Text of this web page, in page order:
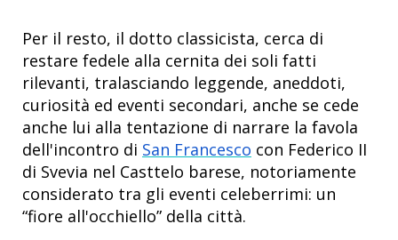
Per il resto, il dotto classicista, cerca di
restare fedele alla cernita dei soli fatti
rilevanti, tralasciando leggende, aneddoti,
curiosità ed eventi secondari, anche se cede
anche lui alla tentazione di narrare la favola
dell'incontro di San Francesco con Federico II
di Svevia nel Casttelo barese, notoriamente
considerato tra gli eventi celeberrimi: un
“fiore all'occhiello” della città.